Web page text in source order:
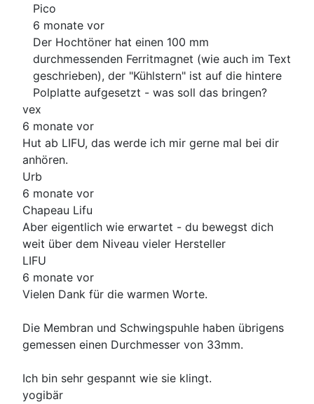
Pico
6 monate vor
Der Hochtöner hat einen 100 mm
durchmessenden Ferritmagnet (wie auch im Text
geschrieben), der "Kühlstern" ist auf die hintere
Polplatte aufgesetzt - was soll das bringen?
vex
6 monate vor
Hut ab LIFU, das werde ich mir gerne mal bei dir
anhören.
Urb
6 monate vor
Chapeau Lifu
Aber eigentlich wie erwartet - du bewegst dich
weit über dem Niveau vieler Hersteller
LIFU
6 monate vor
Vielen Dank für die warmen Worte.
Die Membran und Schwingspuhle haben übrigens
gemessen einen Durchmesser von 33mm.
Ich bin sehr gespannt wie sie klingt.
yogibär